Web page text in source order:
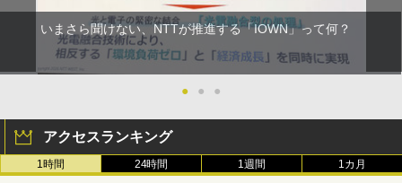
いまさら聞けない、NTTが推進する「IOWN」って何？
● ● ●
アクセスランキング
1時間 24時間 1週間 1カ月